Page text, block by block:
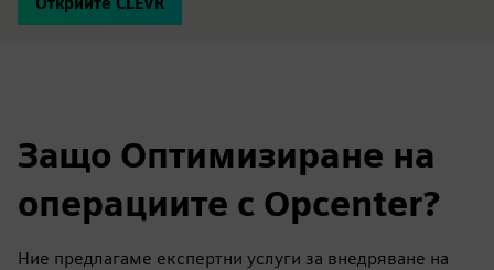
Защо Оптимизиране на
операциите с Opcenter?
Ние предлагаме експертни услуги за внедряване на